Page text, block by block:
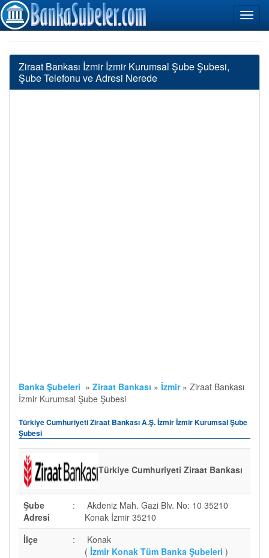
Ziraat Bankası İzmir İzmir Kurumsal Şube Şubesi,
Şube Telefonu ve Adresi Nerede
Banka Şubeleri » Ziraat Bankası » İzmir » Ziraat Bankası
İzmir Kurumsal Şube Şubesi
Türkiye Cumhuriyeti Ziraat Bankası A.Ş. İzmir İzmir Kurumsal Şube
Şubesi
Türkiye Cumhuriyeti Ziraat Bankası
Şube
Adresi
:
Akdeniz Mah. Gazi Blv. No: 10 35210
Konak İzmir 35210
İlçe
:
Konak
( İzmir Konak Tüm Banka Şubeleri )